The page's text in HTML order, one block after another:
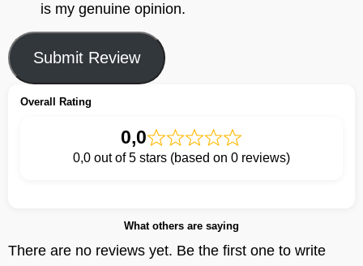
is my genuine opinion.
Submit Review
Overall Rating
0,0
0,0 out of 5 stars (based on 0 reviews)
What others are saying
There are no reviews yet. Be the first one to write